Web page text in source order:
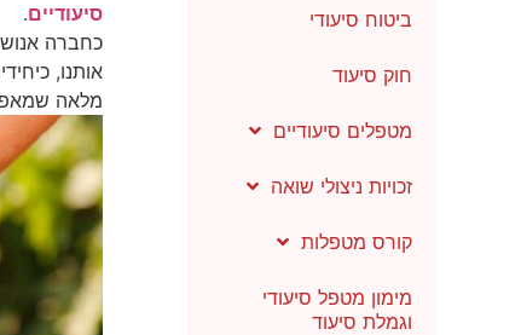
ביטוח סיעודי
חוק סיעוד
מטפלים סיעודיים
זכויות ניצולי שואה
קורס מטפלות
מימון מטפל סיעודי
וגמלת סיעוד
סיעודיים.
כחברה
אותנו,
מלאה